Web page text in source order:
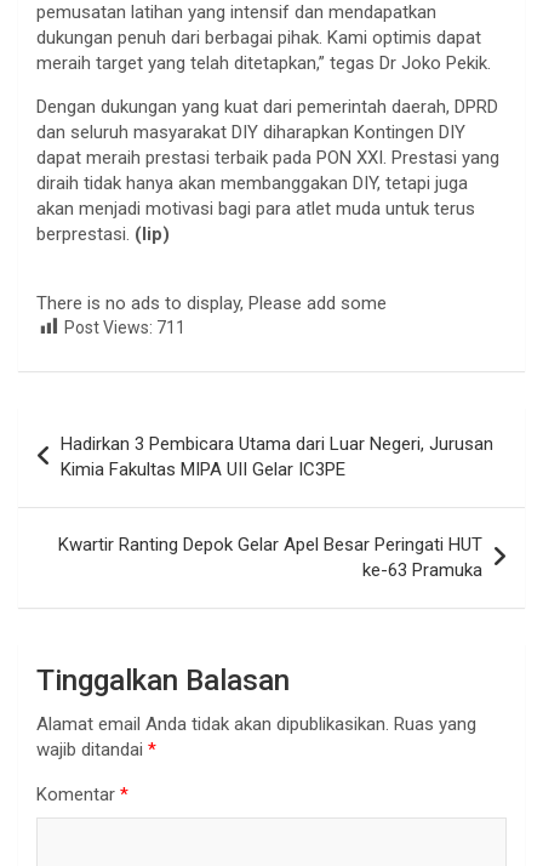
pemusatan latihan yang intensif dan mendapatkan
dukungan penuh dari berbagai pihak. Kami optimis dapat
meraih target yang telah ditetapkan,” tegas Dr Joko Pekik.
Dengan dukungan yang kuat dari pemerintah daerah, DPRD
dan seluruh masyarakat DIY diharapkan Kontingen DIY
dapat meraih prestasi terbaik pada PON XXI. Prestasi yang
diraih tidak hanya akan membanggakan DIY, tetapi juga
akan menjadi motivasi bagi para atlet muda untuk terus
berprestasi. (lip)
There is no ads to display, Please add some
Post Views: 711
pos
Hadirkan 3 Pembicara Utama dari Luar Negeri, Jurusan
Kimia Fakultas MIPA UII Gelar IC3PE
Kwartir Ranting Depok Gelar Apel Besar Peringati HUT
ke-63 Pramuka
Tinggalkan Balasan
Alamat email Anda tidak akan dipublikasikan. Ruas yang
wajib ditandai *
Komentar *